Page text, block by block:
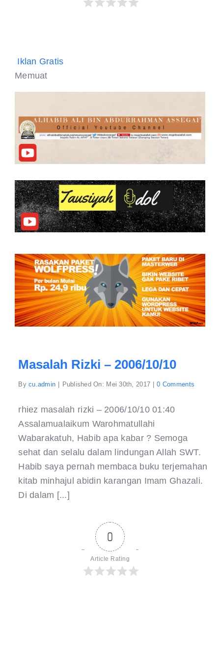
Iklan Gratis
Memuat
Masalah Rizki – 2006/10/10
Bycu.admin | Published On: Mei 30th, 2017 | 0 Comments
rhiez masalah rizki – 2006/10/10 01:40
Assalamualaikum Warohmatullahi
Wabarakatuh, Habib apa kabar ? Semoga
sehat dan selalu dalam lindungan Allah SWT.
Habib saya pernah membaca buku terjemahan
kitab minhajul abidin karangan Imam Ghazali.
Di dalam [...]
0
Article Rating